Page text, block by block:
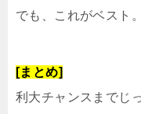
でも、これがベスト。
[まとめ]
利大チャンスまでじ